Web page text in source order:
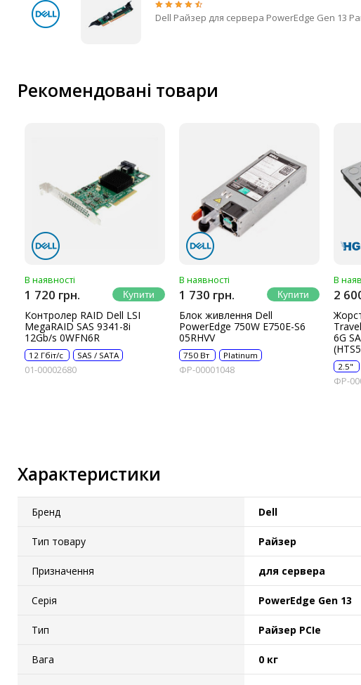
Монітори
Клавіатури, миші, комплекти
Автономне живлення
Рекомендовані товари
В наявності
1 720 грн.
Контролер RAID Dell LSI
MegaRAID SAS 9341-8i
12Gb/s 0WFN6R
12 Гбіт/с SAS / SATA
01-00002680
В наявності
1 730 грн.
Блок живлення Dell
PowerEdge 750W E750E-S6
05RHVV
750 Вт Platinum
ФР-00001048
В
2
6G
2.5"
ФР-
Характеристики
Бренд Dell
Тип товару Райзер
Призначення для сервера
Серія PowerEdge Gen 13
Тип Райзер PCIe
Вага 0 кг